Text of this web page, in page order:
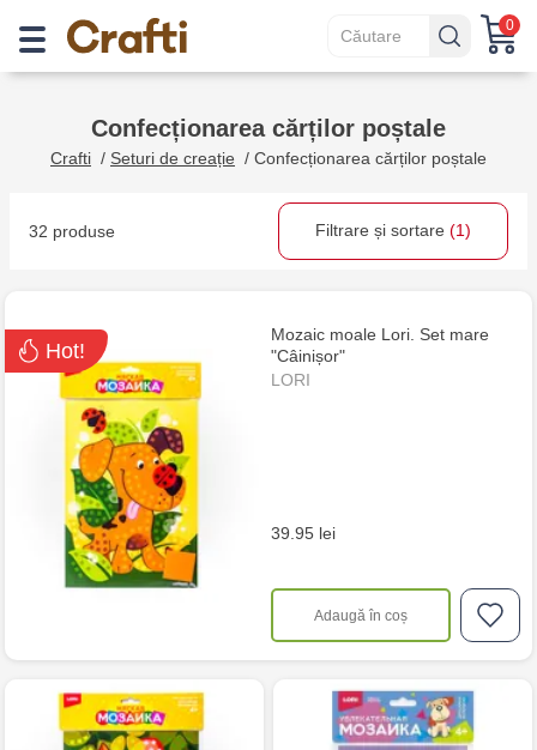
0
Confecționarea cărților poștale
Crafti / Seturi de creație / Confecționarea cărților poștale
32 produse Filtrare și sortare (1)
Hot!
Mozaic moale Lori. Set mare
"Câinișor"
LORI
39.95 lei
Adaugă în coș